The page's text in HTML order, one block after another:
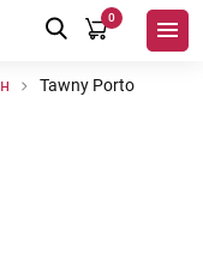
0
Tawny Porto